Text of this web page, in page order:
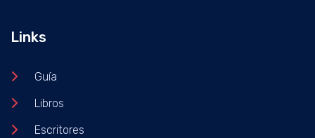
Links
Guía
Libros
Escritores